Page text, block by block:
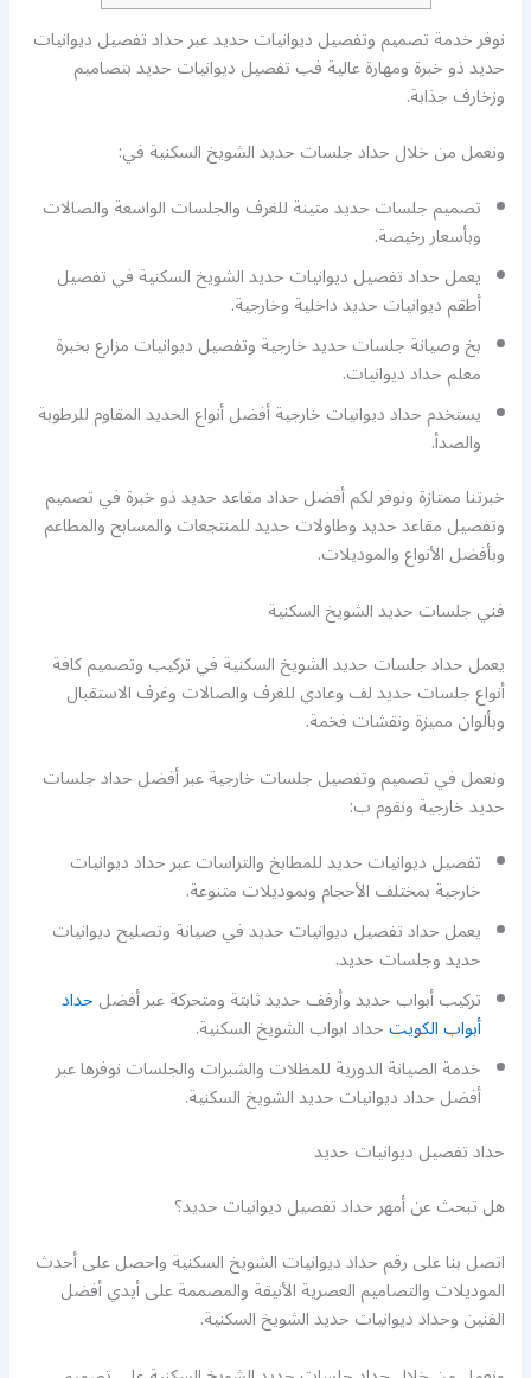
نوفر خدمة تصميم وتفصيل ديوانيات حديد عبر حداد تفصيل ديوانيات
حديد ذو خبرة ومهارة عالية فب تفصيل ديوانيات حديد بتصاميم
وزخارف جذابة.
ونعمل من خلال حداد جلسات حديد الشويخ السكنية في:
تصميم جلسات حديد متينة للغرف والجلسات الواسعة والصالات
وبأسعار رخيصة.
يعمل حداد تفصيل ديوانيات حديد الشويخ السكنية في تفصيل
أطقم ديوانيات حديد داخلية وخارجية.
بخ وصيانة جلسات حديد خارجية وتفصيل ديوانيات مزارع بخبرة
معلم حداد ديوانيات.
يستخدم حداد ديوانيات خارجية أفضل أنواع الحديد المقاوم للرطوبة
والصدأ.
خبرتنا ممتازة ونوفر لكم أفضل حداد مقاعد حديد ذو خبرة في تصميم
وتفصيل مقاعد حديد وطاولات حديد للمنتجعات والمسابح والمطاعم
وبأفضل الأنواع والموديلات.
فني جلسات حديد الشويخ السكنية
يعمل حداد جلسات حديد الشويخ السكنية في تركيب وتصميم كافة
أنواع جلسات حديد لف وعادي للغرف والصالات وغرف الاستقبال
وبألوان مميزة ونقشات فخمة.
ونعمل في تصميم وتفصيل جلسات خارجية عبر أفضل حداد جلسات
حديد خارجية ونقوم ب:
تفصيل ديوانيات حديد للمطابخ والتراسات عبر حداد ديوانيات
خارجية بمختلف الأحجام وبموديلات متنوعة.
يعمل حداد تفصيل ديوانيات حديد في صيانة وتصليح ديوانيات
حديد وجلسات حديد.
تركيب أبواب حديد وأرفف حديد ثابتة ومتحركة عبر أفضلحداد
أبواب الكويتحداد ابواب الشويخ السكنية.
خدمة الصيانة الدورية للمظلات والشبرات والجلسات نوفرها عبر
أفضل حداد ديوانيات حديد الشويخ السكنية.
حداد تفصيل ديوانيات حديد
هل تبحث عن أمهر حداد تفصيل ديوانيات حديد؟
اتصل بنا على رقم حداد ديوانيات الشويخ السكنية واحصل على أحدث
الموديلات والتصاميم العصرية الأنيقة والمصممة على أيدي أفضل
الفنين وحداد ديوانيات حديد الشويخ السكنية.